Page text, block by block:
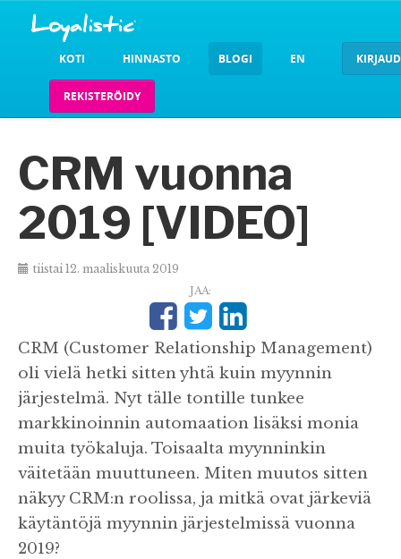
KOTI HINNASTO BLOGI EN
REKISTERÖIDY
CRM vuonna
2019 [VIDEO]
tiistai 12. maaliskuuta 2019
JAA:
CRM (Customer Relationship Management)
oli vielä hetki sitten yhtä kuin myynnin
järjestelmä. Nyt tälle tontille tunkee
markkinoinnin automaation lisäksi monia
muita työkaluja. Toisaalta myynninkin
väitetään muuttuneen. Miten muutos sitten
näkyy CRM:n roolissa, ja mitkä ovat järkeviä
käytäntöjä myynnin järjestelmissä vuonna
2019?